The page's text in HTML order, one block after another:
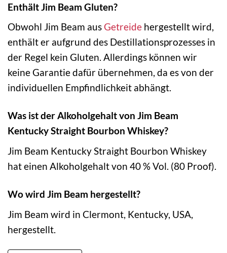
Enthält Jim Beam Gluten?
Obwohl Jim Beam aus Getreide hergestellt wird,
enthält er aufgrund des Destillationsprozesses in
der Regel kein Gluten. Allerdings können wir
keine Garantie dafür übernehmen, da es von der
individuellen Empfindlichkeit abhängt.
Was ist der Alkoholgehalt von Jim Beam
Kentucky Straight Bourbon Whiskey?
Jim Beam Kentucky Straight Bourbon Whiskey
hat einen Alkoholgehalt von 40 % Vol. (80 Proof).
Wo wird Jim Beam hergestellt?
Jim Beam wird in Clermont, Kentucky, USA,
hergestellt.